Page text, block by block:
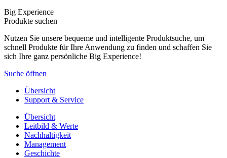
Big Experience
Produkte suchen
Nutzen Sie unsere bequeme und intelligente Produktsuche, um
schnell Produkte für Ihre Anwendung zu finden und schaffen Sie
sich Ihre ganz persönliche Big Experience!
Suche öffnen
Übersicht
Support & Service
Übersicht
Leitbild & Werte
Nachhaltigkeit
Management
Geschichte